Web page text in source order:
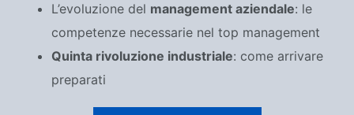
L’evoluzione del management aziendale: le
competenze necessarie nel top management
Quinta rivoluzione industriale: come arrivare
preparati